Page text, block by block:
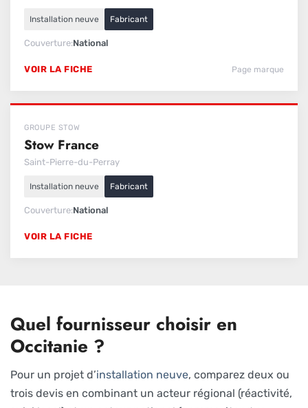
Installation neuve Fabricant
Couverture National
VOIR LA FICHE Page marque
GROUPE STOW
Stow France
Saint-Pierre-du-Perray
Installation neuve Fabricant
Couverture National
VOIR LA FICHE
Quel fournisseur choisir en
Occitanie ?
Pour un projet d’installation neuve, comparez deux ou
trois devis en combinant un acteur régional (réactivité,